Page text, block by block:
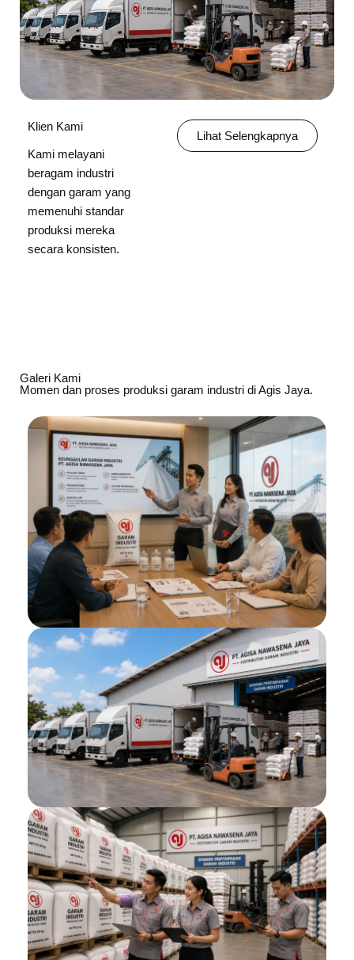
Klien Kami
Kami melayani
beragam industri
dengan garam yang
memenuhi standar
produksi mereka
secara konsisten.
Lihat Selengkapnya
Galeri Kami
Momen dan proses produksi garam industri di Agis Jaya.